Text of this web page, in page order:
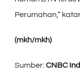
Perumahan,”
(mkh/mkh)
Sumber:CNBC